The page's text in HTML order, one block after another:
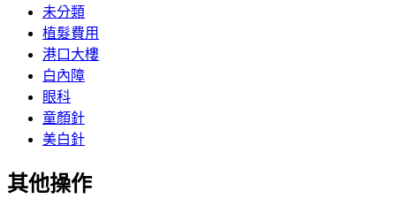
未分類
植髮費用
港口大樓
白內障
眼科
童顏針
美白針
其他操作